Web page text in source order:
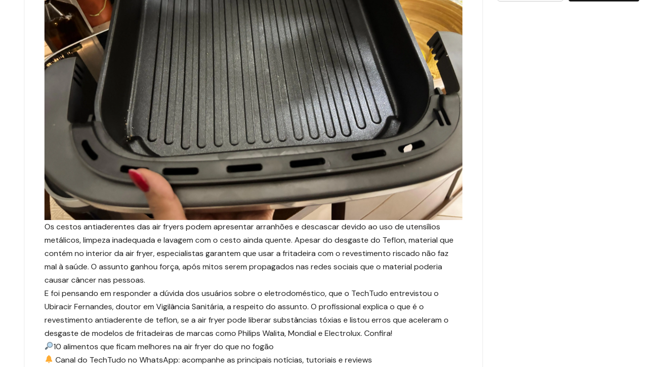
Os cestos antiaderentes das air fryers podem apresentar arranhões e descascar devido ao uso de utensílios
metálicos, limpeza inadequada e lavagem com o cesto ainda quente. Apesar do desgaste do Teflon, material que
contém no interior da air fryer, especialistas garantem que usar a fritadeira com o revestimento riscado não faz
mal à saúde. O assunto ganhou força, após mitos serem propagados nas redes sociais que o material poderia
causar câncer nas pessoas.
E foi pensando em responder a dúvida dos usuários sobre o eletrodoméstico, que o TechTudo entrevistou o
Ubiracir Fernandes, doutor em Vigilância Sanitária, a respeito do assunto. O profissional explica o que é o
revestimento antiaderente de teflon, se a air fryer pode liberar substâncias tóxias e listou erros que aceleram o
desgaste de modelos de fritadeiras de marcas como Philips Walita, Mondial e Electrolux. Confira!
10 alimentos que ficam melhores na air fryer do que no fogão
Canal do TechTudo no WhatsApp: acompanhe as principais notícias, tutoriais e reviews